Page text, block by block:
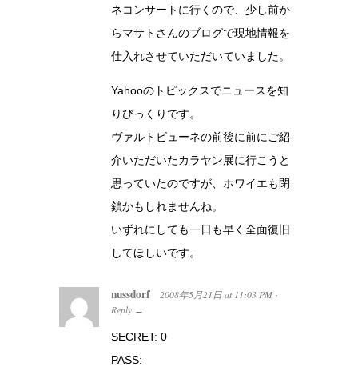
ネコンサートに行くので、少し前か
らマサトさんのブログで現地情報を
仕入れさせていただいていました。
Yahooのトピックスでニュースを知
りびっくりです。
ヴァルトビューネの前後に前にご紹
介いただいたカラヤン展に行こうと
思っていたのですが、ホワイエも閉
鎖かもしれませんね。
いずれにしても一日も早く全面復旧
してほしいです。
nussdorf 2008年5月21日 at 11:03 PM ·
Reply →
SECRET: 0
PASS: